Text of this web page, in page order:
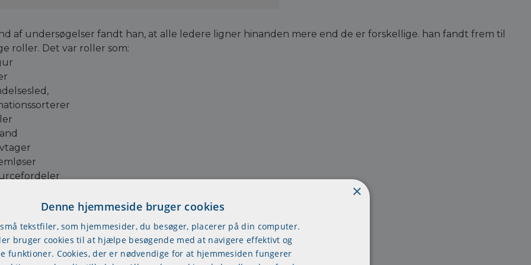
af undersøgelser fandt han, at alle ledere ligner hinanden mere end de er forskellige. han fandt frem til
roller. Det var roller som:
kan så igen fordeles i tre hovedgrupper:
roller
×
Denne hjemmeside bruger cookies
tekstfiler, som hjemmesider, du besøger, placerer på din computer.
bruger cookies til at hjælpe besøgende med at navigere effektivt og
funktioner. Cookies, der er nødvendige for at hjemmesiden fungerer